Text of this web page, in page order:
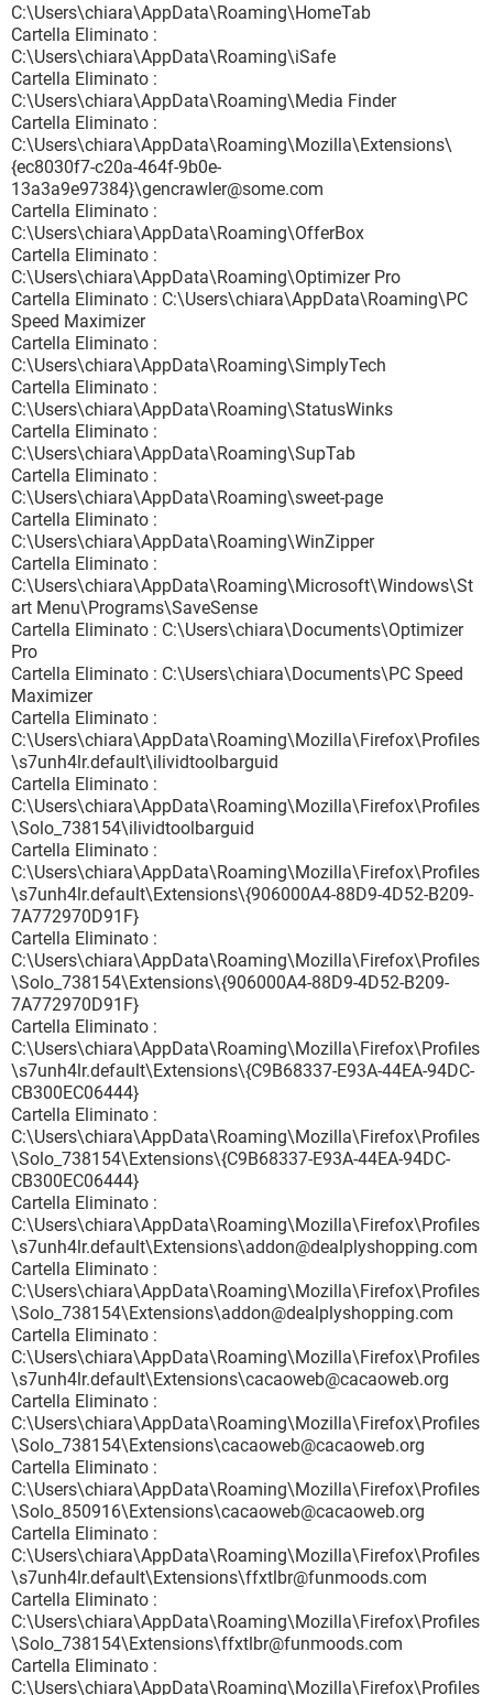
C:\Users\chiara\AppData\Roaming\HomeTab
Cartella Eliminato :
C:\Users\chiara\AppData\Roaming\iSafe
Cartella Eliminato :
C:\Users\chiara\AppData\Roaming\Media Finder
Cartella Eliminato :
C:\Users\chiara\AppData\Roaming\Mozilla\Extensions\
{ec8030f7-c20a-464f-9b0e-
13a3a9e97384}\gencrawler@some.com
Cartella Eliminato :
C:\Users\chiara\AppData\Roaming\OfferBox
Cartella Eliminato :
C:\Users\chiara\AppData\Roaming\Optimizer Pro
Cartella Eliminato : C:\Users\chiara\AppData\Roaming\PC
Speed Maximizer
Cartella Eliminato :
C:\Users\chiara\AppData\Roaming\SimplyTech
Cartella Eliminato :
C:\Users\chiara\AppData\Roaming\StatusWinks
Cartella Eliminato :
C:\Users\chiara\AppData\Roaming\SupTab
Cartella Eliminato :
C:\Users\chiara\AppData\Roaming\sweet-page
Cartella Eliminato :
C:\Users\chiara\AppData\Roaming\WinZipper
Cartella Eliminato :
C:\Users\chiara\AppData\Roaming\Microsoft\Windows\St
art Menu\Programs\SaveSense
Cartella Eliminato : C:\Users\chiara\Documents\Optimizer
Pro
Cartella Eliminato : C:\Users\chiara\Documents\PC Speed
Maximizer
Cartella Eliminato :
C:\Users\chiara\AppData\Roaming\Mozilla\Firefox\Profiles
\s7unh4lr.default\ilividtoolbarguid
Cartella Eliminato :
C:\Users\chiara\AppData\Roaming\Mozilla\Firefox\Profiles
\Solo_738154\ilividtoolbarguid
Cartella Eliminato :
C:\Users\chiara\AppData\Roaming\Mozilla\Firefox\Profiles
\s7unh4lr.default\Extensions\{906000A4-88D9-4D52-B209-
7A772970D91F}
Cartella Eliminato :
C:\Users\chiara\AppData\Roaming\Mozilla\Firefox\Profiles
\Solo_738154\Extensions\{906000A4-88D9-4D52-B209-
7A772970D91F}
Cartella Eliminato :
C:\Users\chiara\AppData\Roaming\Mozilla\Firefox\Profiles
\s7unh4lr.default\Extensions\{C9B68337-E93A-44EA-94DC-
CB300EC06444}
Cartella Eliminato :
C:\Users\chiara\AppData\Roaming\Mozilla\Firefox\Profiles
\Solo_738154\Extensions\{C9B68337-E93A-44EA-94DC-
CB300EC06444}
Cartella Eliminato :
C:\Users\chiara\AppData\Roaming\Mozilla\Firefox\Profiles
\s7unh4lr.default\Extensions\addon@dealplyshopping.com
Cartella Eliminato :
C:\Users\chiara\AppData\Roaming\Mozilla\Firefox\Profiles
\Solo_738154\Extensions\addon@dealplyshopping.com
Cartella Eliminato :
C:\Users\chiara\AppData\Roaming\Mozilla\Firefox\Profiles
\s7unh4lr.default\Extensions\cacaoweb@cacaoweb.org
Cartella Eliminato :
C:\Users\chiara\AppData\Roaming\Mozilla\Firefox\Profiles
\Solo_738154\Extensions\cacaoweb@cacaoweb.org
Cartella Eliminato :
C:\Users\chiara\AppData\Roaming\Mozilla\Firefox\Profiles
\Solo_850916\Extensions\cacaoweb@cacaoweb.org
Cartella Eliminato :
C:\Users\chiara\AppData\Roaming\Mozilla\Firefox\Profiles
\s7unh4lr.default\Extensions\ffxtlbr@funmoods.com
Cartella Eliminato :
C:\Users\chiara\AppData\Roaming\Mozilla\Firefox\Profiles
\Solo_738154\Extensions\ffxtlbr@funmoods.com
Cartella Eliminato :
C:\Users\chiara\AppData\Roaming\Mozilla\Firefox\Profiles